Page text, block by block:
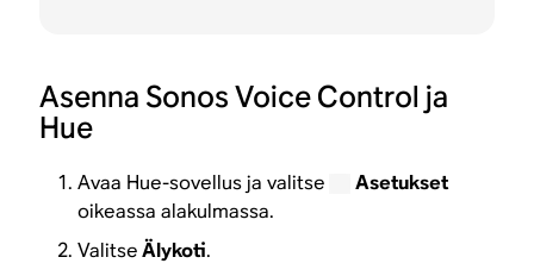
Asenna Sonos Voice Control ja
Hue
Avaa Hue-sovellus ja valitse
Asetukset
oikeassa alakulmassa.
ValitseÄlykoti.